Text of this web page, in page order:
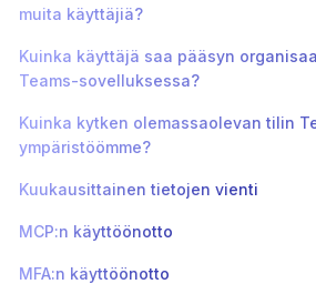
muita käyttäjiä?
Kuinka käyttäjä saa pääsyn
Teams-sovelluksessa?
Kuinka kytken olemassaolevan tilin
ympäristöömme?
Kuukausittainen tietojen vienti
MCP:n käyttöönotto
MFA:n käyttöönotto